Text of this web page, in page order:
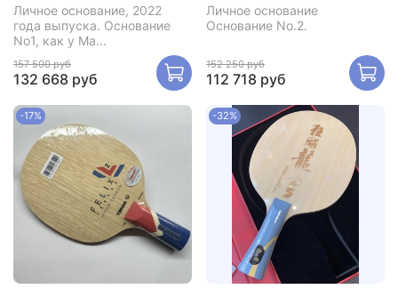
Личное основание, 2022
года выпуска. Основание
No1, как у Ма...
157 500 руб
132 668 руб
Личное основание
Основание No.2.
152 250 руб
112 718 руб
-17% -32%